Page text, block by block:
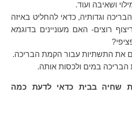
ושאיבה ועוד.
וגדותיה, כדאי להחליט באיזה
רוצים- האם מעוניינים בדוגמא
את התשתיות עבור הקמת הבריכה.
הבריכה במים ולכסות אותה.
שחיה בבית כדאי לדעת כמה